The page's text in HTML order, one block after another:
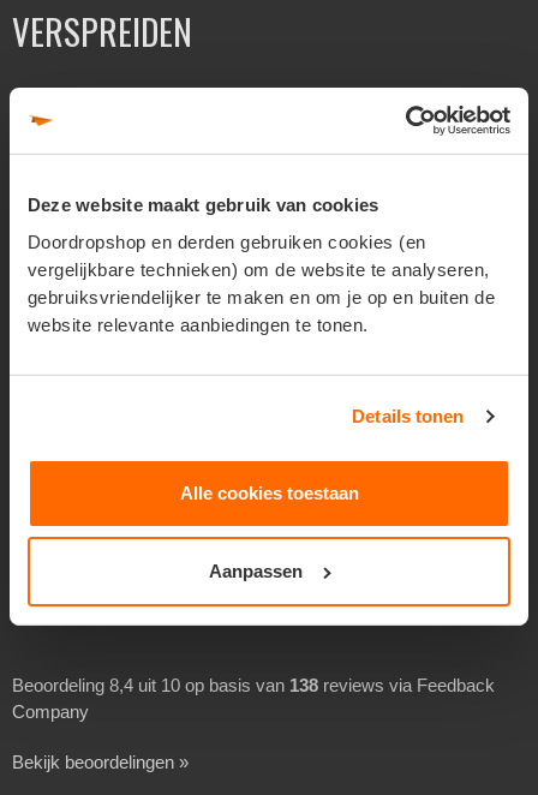
Deze website maakt gebruik van cookies
Doordropshop en derden gebruiken cookies (en
vergelijkbare technieken) om de website te analyseren,
gebruiksvriendelijker te maken en om je op en buiten de
website relevante aanbiedingen te tonen.
Details tonen
Alle cookies toestaan
Aanpassen
VERSPREIDEN
Folders verspreiden
Flyers verspreiden
Reclame verspreiden
Huis aan huis verspreiden
Geadresseerd verspreiden
Drukwerk verspreiden
Flyers laten bezorgen
Overheidsverspreiding
BEOORDELINGEN
Beoordeling 8,4 uit 10 op basis van 138 reviews via Feedback
Company
Bekijk beoordelingen »